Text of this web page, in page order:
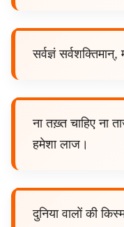
सर्वज्ञं
ना तख़्त चाहिए ना
हमेशा लाज।
दुनिया वालों की